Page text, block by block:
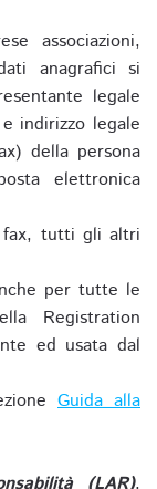
associazioni,
anagrafici si
legale
indirizzo legale
della persona
elettronica
fax, tutti gli altri
per tutte le
Registration
ed usata dal
Guida alla